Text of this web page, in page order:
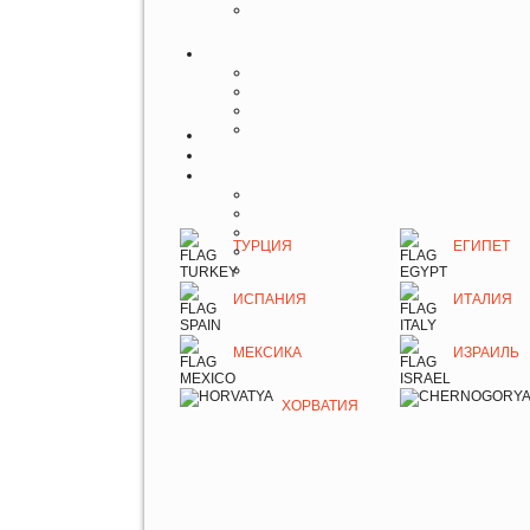
ТУРЦИЯ ЕГИПЕТ
ИСПАНИЯ ИТАЛИЯ
МЕКСИКА ИЗРАИЛЬ
ХОРВАТИЯ